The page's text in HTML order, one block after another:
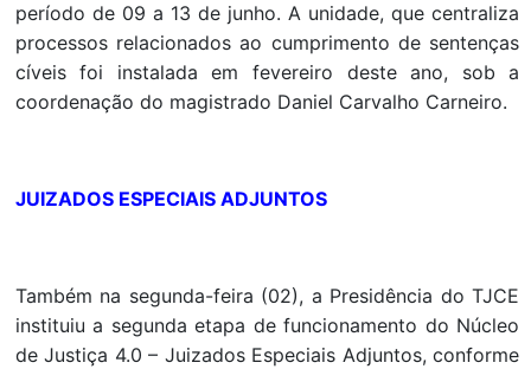
período de 09 a 13 de junho. A unidade, que centraliza
processos relacionados ao cumprimento de sentenças
cíveis foi instalada em fevereiro deste ano, sob a
coordenação do magistrado Daniel Carvalho Carneiro.
JUIZADOS ESPECIAIS ADJUNTOS
Também na segunda-feira (02), a Presidência do TJCE
instituiu a segunda etapa de funcionamento do Núcleo
de Justiça 4.0 – Juizados Especiais Adjuntos, conforme